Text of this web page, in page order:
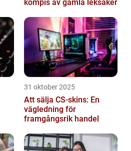
kompis av gamla leksaker
31 oktober 2025
Att sälja CS-skins: En
vägledning för
framgångsrik handel